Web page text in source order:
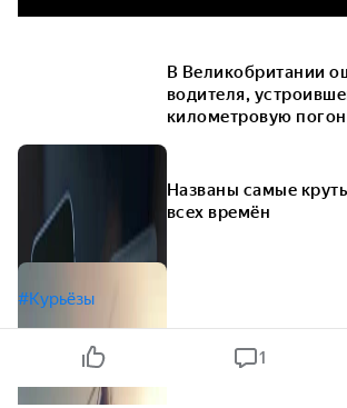
В Великобритании
водителя,
километровую
Названы самые
всех времён
#Курьёзы
1